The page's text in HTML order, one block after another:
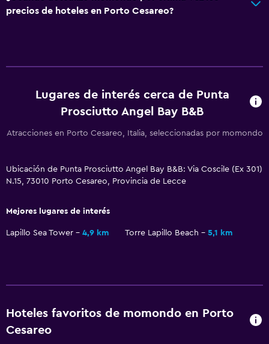
precios de hoteles en Porto Cesareo?
Lugares de interés cerca de Punta
Prosciutto Angel Bay B&B
Atracciones en Porto Cesareo, Italia, seleccionadas por momondo
Ubicación de Punta Prosciutto Angel Bay B&B: Via Coscile (Ex 301)
N.15, 73010 Porto Cesareo, Provincia de Lecce
Mejores lugares de interés
Lapillo Sea Tower 4,9 km Torre Lapillo Beach 5,1 km
Hoteles favoritos de momondo en Porto
Cesareo